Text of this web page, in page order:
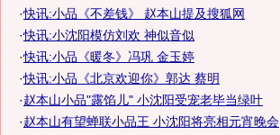
·快讯:小品《不差钱》 赵本山提及搜狐网
·快讯:小沈阳模仿刘欢 神似音似
·快讯:小品《暖冬》冯巩 金玉婷
·快讯:小品《北京欢迎你》郭达 蔡明
·赵本山小品"露馅儿" 小沈阳受宠老毕当绿叶
·赵本山有望蝉联小品王 小沈阳将亮相元宵晚会